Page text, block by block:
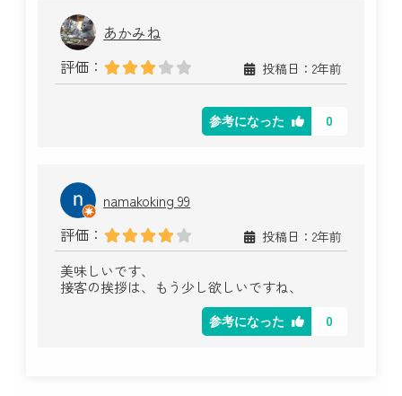
あかみね
評価：
投稿日：2年前
参考になった 0
namakoking 99
評価：
投稿日：2年前
美味しいです、
接客の挨拶は、もう少し欲しいですね、
参考になった 0